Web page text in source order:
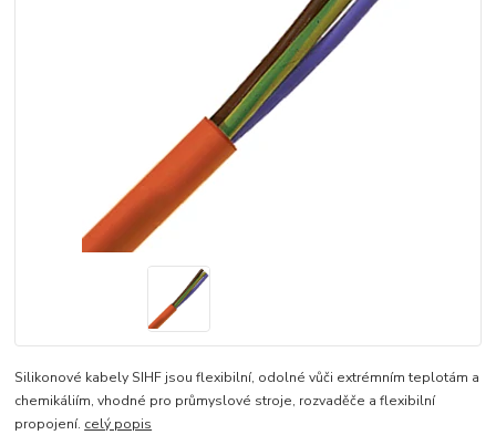
Silikonové kabely SIHF jsou flexibilní, odolné vůči extrémním teplotám a
chemikáliím, vhodné pro průmyslové stroje, rozvaděče a flexibilní
propojení. celý popis